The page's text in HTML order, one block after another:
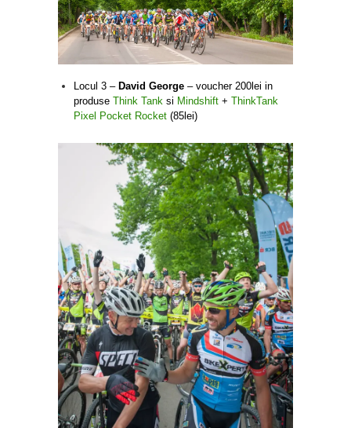
Locul 3 – David George – voucher 200lei in
produse Think Tank si Mindshift + ThinkTank
Pixel Pocket Rocket (85lei)